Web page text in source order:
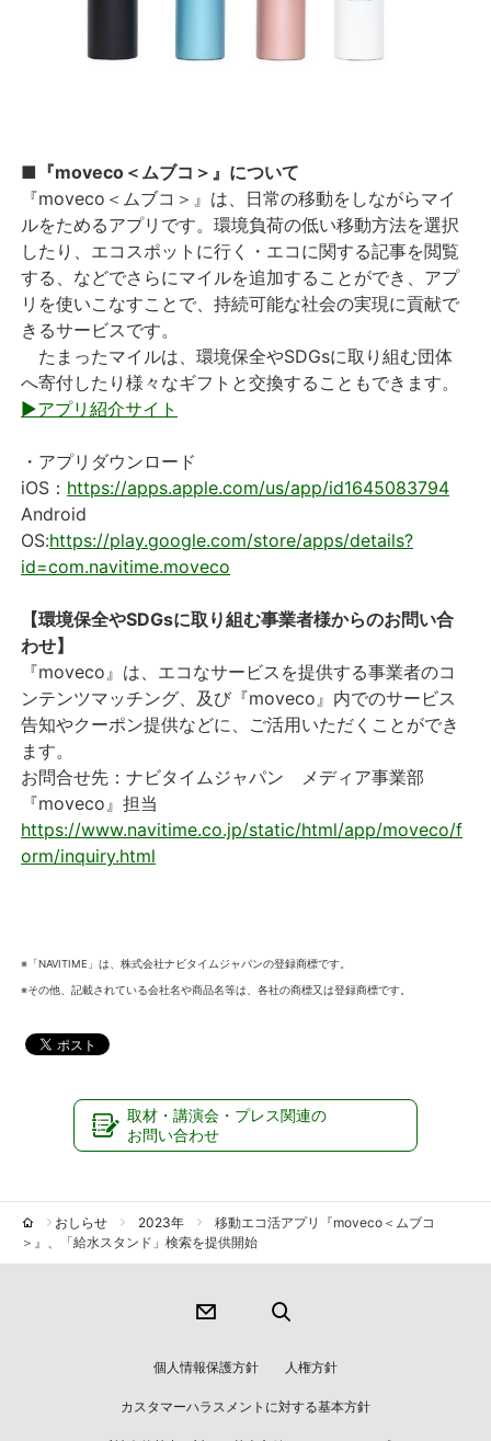
■『moveco＜ムブコ＞』について
『moveco＜ムブコ＞』は、日常の移動をしながらマイ
ルをためるアプリです。環境負荷の低い移動方法を選択
したり、エコスポットに行く・エコに関する記事を閲覧
する、などでさらにマイルを追加することができ、アプ
リを使いこなすことで、持続可能な社会の実現に貢献で
きるサービスです。
たまったマイルは、環境保全やSDGsに取り組む団体
へ寄付したり様々なギフトと交換することもできます。
▶アプリ紹介サイト
・アプリダウンロード
iOS： https://apps.apple.com/us/app/id1645083794
Android
OS:https://play.google.com/store/apps/details?
id=com.navitime.moveco
【環境保全やSDGsに取り組む事業者様からのお問い合
わせ】
『moveco』は、エコなサービスを提供する事業者のコ
ンテンツマッチング、及び『moveco』内でのサービス
告知やクーポン提供などに、ご活用いただくことができ
ます。
お問合せ先：ナビタイムジャパン メディア事業部
『moveco』担当
https://www.navitime.co.jp/static/html/app/moveco/f
orm/inquiry.html
※「NAVITIME」は、株式会社ナビタイムジャパンの登録商標です。
※その他、記載されている会社名や商品名等は、各社の商標又は登録商標です。
取材・講演会・プレス関連の
お問い合わせ
おしらせ 2023年
移動エコ活アプリ『moveco＜ムブコ
＞』、「給水スタンド」検索を提供開始
個人情報保護方針 人権方針
カスタマーハラスメントに対する基本方針